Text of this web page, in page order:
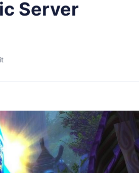
Server